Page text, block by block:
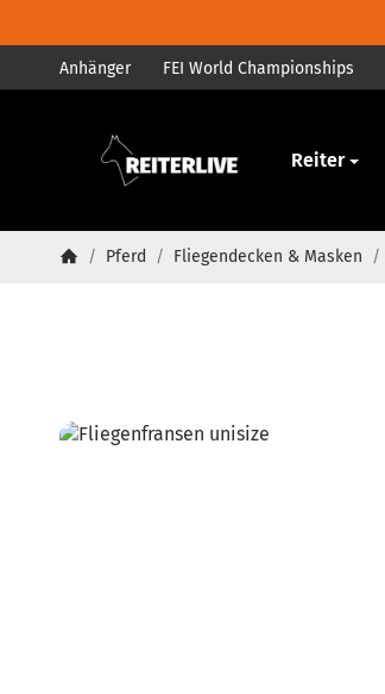
Anhänger FEI World Championships
Pferd Reiter
/ Pferd / Fliegendecken & Masken /